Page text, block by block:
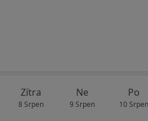
Zítra
8 Srpen
Ne
9 Srpen
Po
10 Srpen